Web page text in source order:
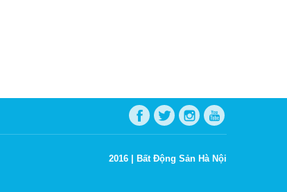
2016 | Bất Động Sản Hà Nội